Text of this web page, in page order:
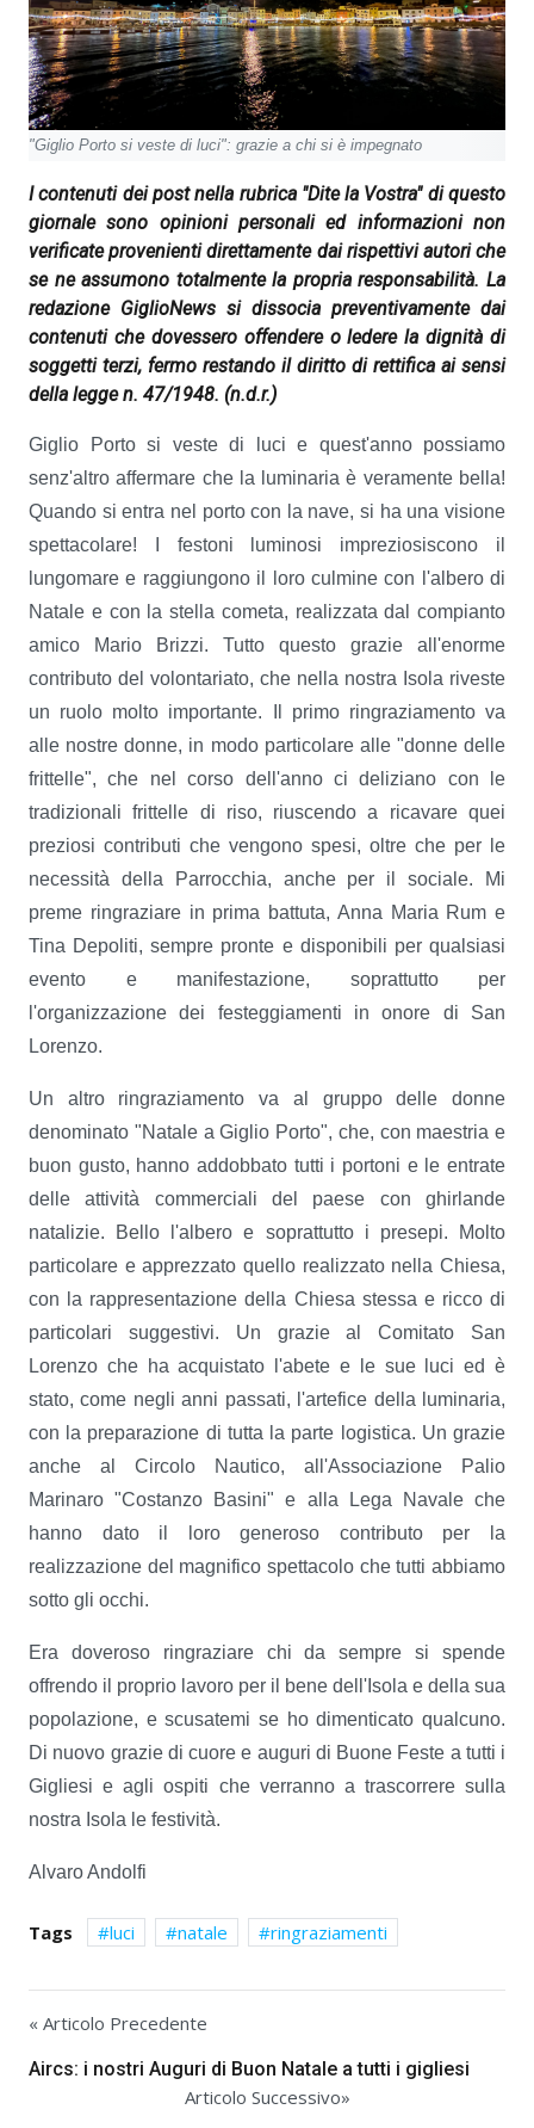
"Giglio Porto si veste di luci": grazie a chi si è impegnato
I contenuti dei post nella rubrica "Dite la Vostra" di questo
giornale sono opinioni personali ed informazioni non
verificate provenienti direttamente dai rispettivi autori che
se ne assumono totalmente la propria responsabilità. La
redazione GiglioNews si dissocia preventivamente dai
contenuti che dovessero offendere o ledere la dignità di
soggetti terzi, fermo restando il diritto di rettifica ai sensi
della legge n. 47/1948. (n.d.r.)
Giglio Porto si veste di luci e quest'anno possiamo
senz'altro affermare che la luminaria è veramente bella!
Quando si entra nel porto con la nave, si ha una visione
spettacolare! I festoni luminosi impreziosiscono il
lungomare e raggiungono il loro culmine con l'albero di
Natale e con la stella cometa, realizzata dal compianto
amico Mario Brizzi. Tutto questo grazie all'enorme
contributo del volontariato, che nella nostra Isola riveste
un ruolo molto importante. Il primo ringraziamento va
alle nostre donne, in modo particolare alle "donne delle
frittelle", che nel corso dell'anno ci deliziano con le
tradizionali frittelle di riso, riuscendo a ricavare quei
preziosi contributi che vengono spesi, oltre che per le
necessità della Parrocchia, anche per il sociale. Mi
preme ringraziare in prima battuta, Anna Maria Rum e
Tina Depoliti, sempre pronte e disponibili per qualsiasi
evento e manifestazione, soprattutto per
l'organizzazione dei festeggiamenti in onore di San
Lorenzo.
Un altro ringraziamento va al gruppo delle donne
denominato "Natale a Giglio Porto", che, con maestria e
buon gusto, hanno addobbato tutti i portoni e le entrate
delle attività commerciali del paese con ghirlande
natalizie. Bello l'albero e soprattutto i presepi. Molto
particolare e apprezzato quello realizzato nella Chiesa,
con la rappresentazione della Chiesa stessa e ricco di
particolari suggestivi. Un grazie al Comitato San
Lorenzo che ha acquistato l'abete e le sue luci ed è
stato, come negli anni passati, l'artefice della luminaria,
con la preparazione di tutta la parte logistica. Un grazie
anche al Circolo Nautico, all'Associazione Palio
Marinaro "Costanzo Basini" e alla Lega Navale che
hanno dato il loro generoso contributo per la
realizzazione del magnifico spettacolo che tutti abbiamo
sotto gli occhi.
Era doveroso ringraziare chi da sempre si spende
offrendo il proprio lavoro per il bene dell'Isola e della sua
popolazione, e scusatemi se ho dimenticato qualcuno.
Di nuovo grazie di cuore e auguri di Buone Feste a tutti i
Gigliesi e agli ospiti che verranno a trascorrere sulla
nostra Isola le festività.
Alvaro Andolfi
Tags luci natale ringraziamenti
« Articolo Precedente
Aircs: i nostri Auguri di Buon Natale a tutti i gigliesi
Articolo Successivo»